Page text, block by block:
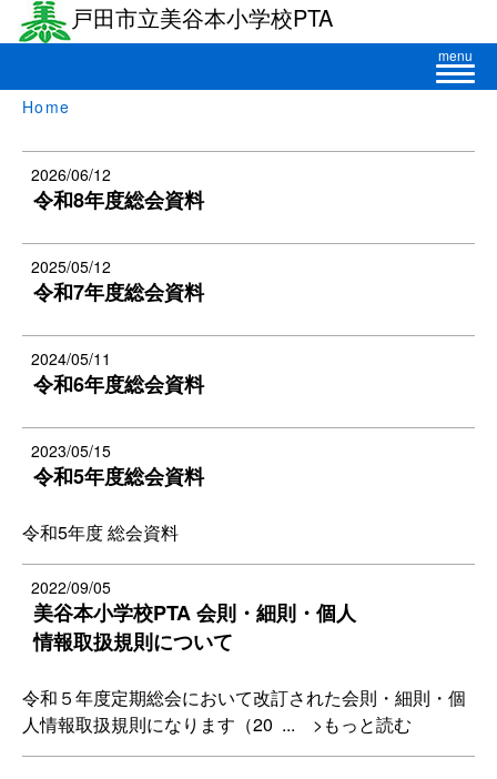
戸田市立美谷本小学校PTA
menu
Home
2026/06/12
令和8年度総会資料
2025/05/12
令和7年度総会資料
2024/05/11
令和6年度総会資料
2023/05/15
令和5年度総会資料
令和5年度 総会資料
2022/09/05
美谷本小学校PTA 会則・細則・個人
情報取扱規則について
令和５年度定期総会において改訂された会則・細則・個
人情報取扱規則になります（20 ... >もっと読む